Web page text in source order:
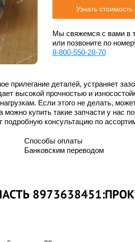
Узнать стоимость
Мы свяжемся с вами в
или позвоните по
8-800-550-28-70
прилегание деталей, устраняет
высокой прочностью и
Если этого не делать,
купить такие запчасти у нас
консультацию по
Способы оплаты
Банковским переводом